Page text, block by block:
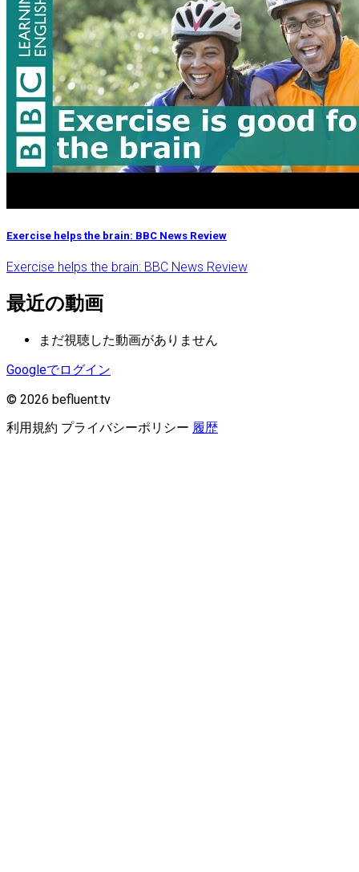
Exercise helps the brain: BBC News Review
Exercise helps the brain: BBC News Review
最近の動画
まだ視聴した動画がありません
Googleでログイン
© 2026 befluent.tv
利用規約 プライバシーポリシー 履歴